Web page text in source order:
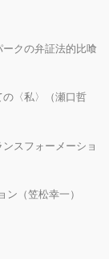
ークの弁証法的比喰
〈私〉（瀬口哲
スフォーメーショ
（笠松幸一）